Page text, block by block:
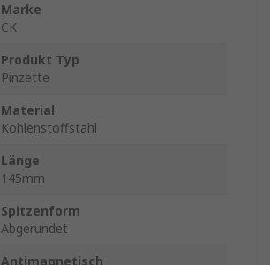
Marke
CK
Produkt Typ
Pinzette
Material
Kohlenstoffstahl
Länge
145mm
Spitzenform
Abgerundet
Antimagnetisch